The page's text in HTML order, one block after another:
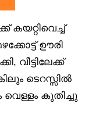
കയറ്റിവെച്ച്
ഊരി
ടെറസ്സിൽ
കുതിച്ചു